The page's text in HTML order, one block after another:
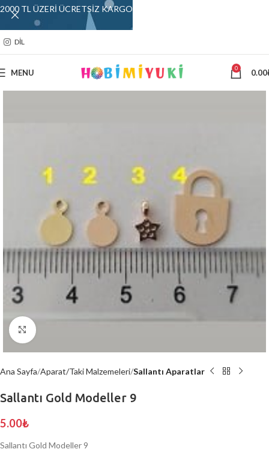
DIL
MENU 0 0.00
Click to enlarge
Ana Sayfa Aparat/Taki Malzemeleri Sallantı Aparatlar
Sallantı Gold Modeller 9
5.00₺
Sallantı Gold Modeller 9
2000 TL ÜZERİ ÜCRETSİZ KARGO